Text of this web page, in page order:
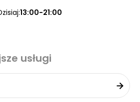
13:00-21:00
usługi